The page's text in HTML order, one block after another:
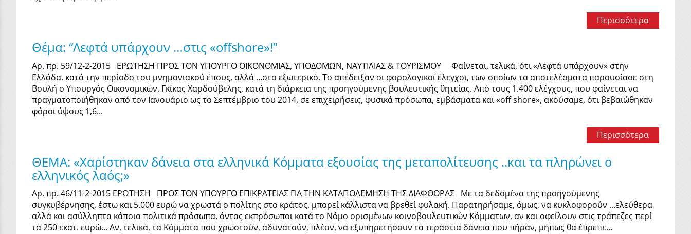
Περισσότερα
Θέμα: “Λεφτά υπάρχουν …στις «offshore»!”
Αρ. πρ. 59/12-2-2015 ΕΡΩΤΗΣΗ ΠΡΟΣ ΤΟΝ ΥΠΟΥΡΓΟ ΟΙΚΟΝΟΜΙΑΣ, ΥΠΟΔΟΜΩΝ, ΝΑΥΤΙΛΙΑΣ & ΤΟΥΡΙΣΜΟΥ Φαίνεται, τελικά, ότι «Λεφτά υπάρχουν» στην
Ελλάδα, κατά την περίοδο του μνημονιακού έπους, αλλά …στο εξωτερικό. Το απέδειξαν οι φορολογικοί έλεγχοι, των οποίων τα αποτελέσματα παρουσίασε στη
Βουλή ο Υπουργός Οικονομικών, Γκίκας Χαρδούβελης, κατά τη διάρκεια της προηγούμενης βουλευτικής θητείας. Από τους 1.400 ελέγχους, που φαίνεται να
πραγματοποιήθηκαν από τον Ιανουάριο ως το Σεπτέμβριο του 2014, σε επιχειρήσεις, φυσικά πρόσωπα, εμβάσματα και «off shore», ακούσαμε, ότι βεβαιώθηκαν
φόροι ύψους 1,6...
Περισσότερα
ΘΕΜΑ: «Χαρίστηκαν δάνεια στα ελληνικά Κόμματα εξουσίας της μεταπολίτευσης ..και τα πληρώνει ο
ελληνικός λαός;»
Αρ. πρ. 46/11-2-2015 ΕΡΩΤΗΣΗ ΠΡΟΣ ΤΟΝ ΥΠΟΥΡΓΟ ΕΠΙΚΡΑΤΕΙΑΣ ΓΙΑ ΤΗΝ ΚΑΤΑΠΟΛΕΜΗΣΗ ΤΗΣ ΔΙΑΦΘΟΡΑΣ Με τα δεδομένα της προηγούμενης
συγκυβέρνησης, έστω και 5.000 ευρώ να χρωστά ο πολίτης στο κράτος, μπορεί κάλλιστα να βρεθεί φυλακή. Παρατηρήσαμε, όμως, να κυκλοφορούν ...ελεύθερα
αλλά και ασύλληπτα κάποια πολιτικά πρόσωπα, όντας εκπρόσωποι κατά το Νόμο ορισμένων κοινοβουλευτικών Κόμματων, αν και οφείλουν στις τράπεζες περί
τα 250 εκατ. ευρώ... Αν, τελικά, τα Κόμματα που χρωστούν, αδυνατούν, πλέον, να εξυπηρετήσουν τα τεράστια δάνεια που πήραν, μήπως θα έπρεπε...